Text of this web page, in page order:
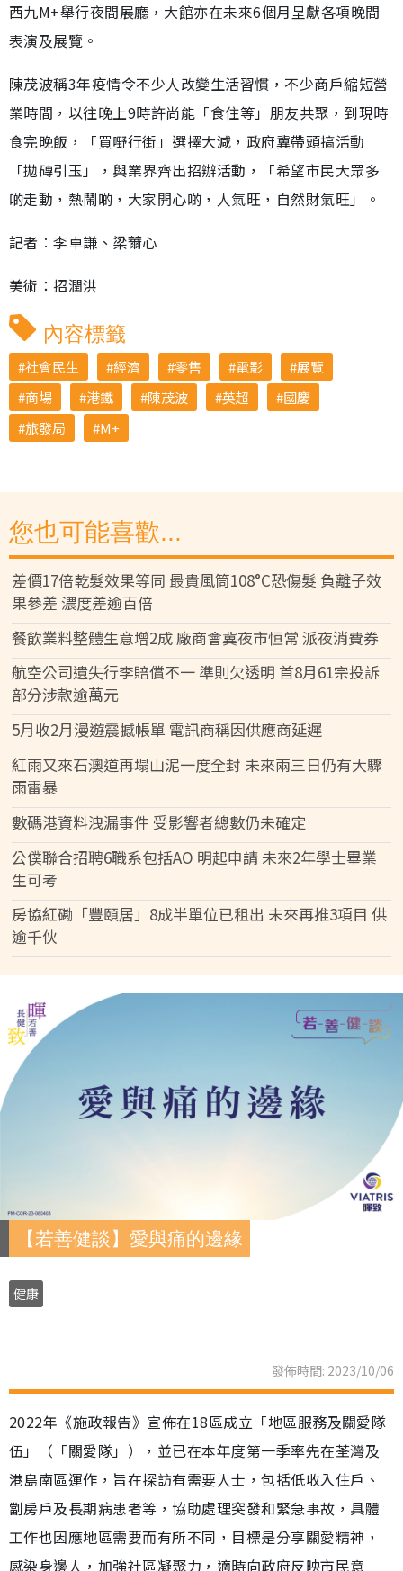
西九M+舉行夜間展廳，大館亦在未來6個月呈獻各項晚間
表演及展覽。
陳茂波稱3年疫情令不少人改變生活習慣，不少商戶縮短營
業時間，以往晚上9時許尚能「食住等」朋友共聚，到現時
食完晚飯，「買嘢行街」選擇大減，政府冀帶頭搞活動
「拋磚引玉」，與業界齊出招辦活動，「希望市民大眾多
啲走動，熱鬧啲，大家開心啲，人氣旺，自然財氣旺」。
記者︰李卓謙、梁薾心
美術：招潤洪
內容標籤
社會民生 經濟 零售 電影
展覽
商場
港鐵 陳茂波 英超
國慶
旅發局
M+
您也可能喜歡...
差價17倍乾髮效果等同 最貴風筒108°C恐傷髮 負離子效
果參差 濃度差逾百倍
餐飲業料整體生意增2成 廠商會冀夜市恒常 派夜消費券
航空公司遺失行李賠償不一 準則欠透明 首8月61宗投訴
部分涉款逾萬元
5月收2月漫遊震撼帳單 電訊商稱因供應商延遲
紅雨又來石澳道再塌山泥一度全封 未來兩三日仍有大驟
雨雷暴
數碼港資料洩漏事件 受影響者總數仍未確定
公僕聯合招聘6職系包括AO 明起申請 未來2年學士畢業
生可考
房協紅磡「豐頤居」8成半單位已租出 未來再推3項目 供
逾千伙
【若善健談】愛與痛的邊緣
健康
發佈時間: 2023/10/06
2022年《施政報告》宣佈在18區成立「地區服務及關愛隊
伍」（「關愛隊」），並已在本年度第一季率先在荃灣及
港島南區運作，旨在探訪有需要人士，包括低收入住戶、
劏房戶及長期病患者等，協助處理突發和緊急事故，具體
工作也因應地區需要而有所不同，目標是分享關愛精神，
感染身邊人，加強社區凝聚力，適時向政府反映市民意